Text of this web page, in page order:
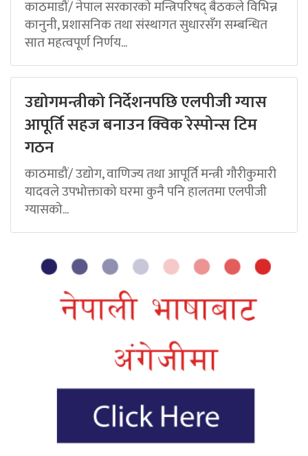
काठमाडौं/ नेपाल सरकारको मन्त्रिपरिषद् बैठकले विभिन्न
कानुनी, प्रशासनिक तथा संस्थागत सुधारसँग सम्बन्धित
सात महत्वपूर्ण निर्णय...
उद्योगमन्त्रीको निर्देशनपछि एलपीजी ग्यास
आपूर्ति सहज बनाउन क्विक रेस्पोन्स टिम
गठन
काठमाडौं/ उद्योग, वाणिज्य तथा आपूर्ति मन्त्री गौरीकुमारी
यादवले उपभोक्ताको घरमा कुनै पनि हालतमा एलपीजी
ग्यासको...